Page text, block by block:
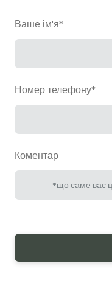
Ваше ім'я*
Номер телефону*
Коментар